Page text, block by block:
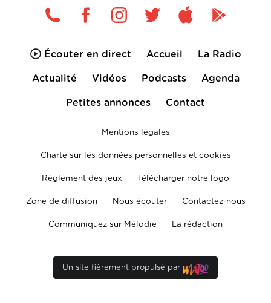
Écouter en direct Accueil La Radio
Actualité Vidéos Podcasts Agenda
Petites annonces Contact
Mentions légales
Charte sur les données personnelles et cookies
Règlement des jeux Télécharger notre logo
Zone de diffusion Nous écouter Contactez-nous
Communiquez sur Mélodie La rédaction
Un site fièrement propulsé par